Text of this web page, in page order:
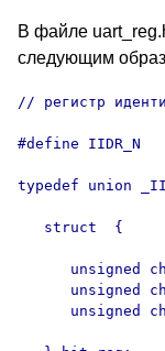
В файле
следующим
// регистр
#define IIDR_N
typedef union
   struct  {
unsigned
unsigned
unsigned